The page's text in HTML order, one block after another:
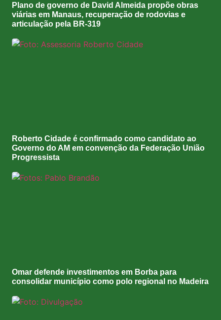
Plano de governo de David Almeida propõe obras
viárias em Manaus, recuperação de rodovias e
articulação pela BR-319
Roberto Cidade é confirmado como candidato ao
Governo do AM em convenção da Federação União
Progressista
Omar defende investimentos em Borba para
consolidar município como polo regional no Madeira